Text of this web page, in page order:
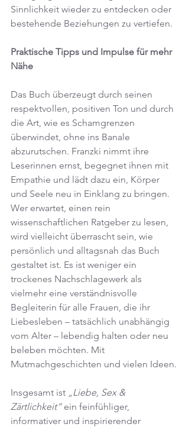
Sinnlichkeit wieder zu entdecken oder
bestehende Beziehungen zu vertiefen.
Praktische Tipps und Impulse für mehr
Nähe
Das Buch überzeugt durch seinen
respektvollen, positiven Ton und durch
die Art, wie es Schamgrenzen
überwindet, ohne ins Banale
abzurutschen. Franzki nimmt ihre
Leserinnen ernst, begegnet ihnen mit
Empathie und lädt dazu ein, Körper
und Seele neu in Einklang zu bringen.
Wer erwartet, einen rein
wissenschaftlichen Ratgeber zu lesen,
wird vielleicht überrascht sein, wie
persönlich und alltagsnah das Buch
gestaltet ist. Es ist weniger ein
trockenes Nachschlagewerk als
vielmehr eine verständnisvolle
Begleiterin für alle Frauen, die ihr
Liebesleben – tatsächlich unabhängig
vom Alter – lebendig halten oder neu
beleben möchten. Mit
Mutmachgeschichten und vielen Ideen.
Insgesamt ist „Liebe, Sex &
Zärtlichkeit“ ein feinfühliger,
informativer und inspirierender